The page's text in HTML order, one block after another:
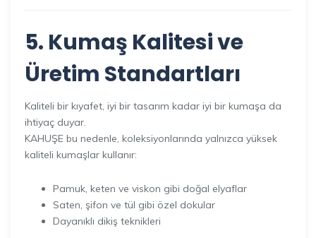
5. Kumaş Kalitesi ve
Üretim Standartları
Kaliteli bir kıyafet, iyi bir tasarım kadar iyi bir kumaşa da
ihtiyaç duyar.
KAHUŞE bu nedenle, koleksiyonlarında yalnızca yüksek
kaliteli kumaşlar kullanır:
Pamuk, keten ve viskon gibi doğal elyaflar
Saten, şifon ve tül gibi özel dokular
Dayanıklı dikiş teknikleri